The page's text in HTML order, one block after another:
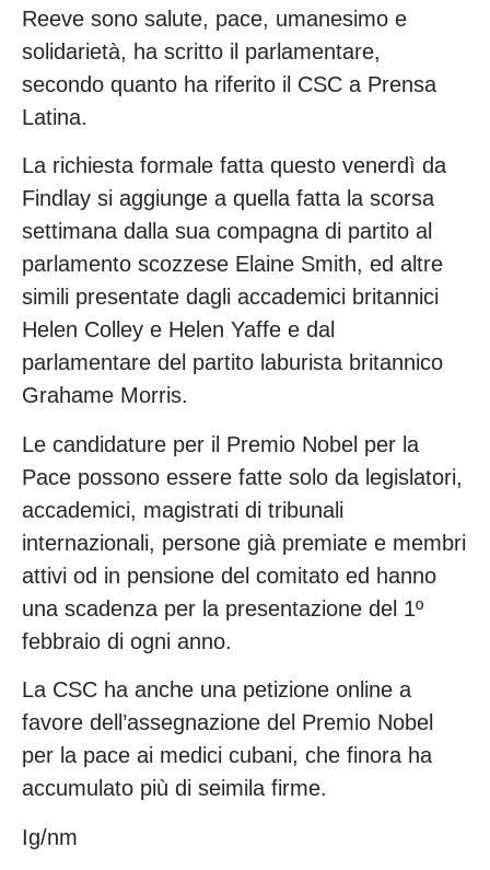
Reeve sono salute, pace, umanesimo e
solidarietà, ha scritto il parlamentare,
secondo quanto ha riferito il CSC a Prensa
Latina.
La richiesta formale fatta questo venerdì da
Findlay si aggiunge a quella fatta la scorsa
settimana dalla sua compagna di partito al
parlamento scozzese Elaine Smith, ed altre
simili presentate dagli accademici britannici
Helen Colley e Helen Yaffe e dal
parlamentare del partito laburista britannico
Grahame Morris.
Le candidature per il Premio Nobel per la
Pace possono essere fatte solo da legislatori,
accademici, magistrati di tribunali
internazionali, persone già premiate e membri
attivi od in pensione del comitato ed hanno
una scadenza per la presentazione del 1º
febbraio di ogni anno.
La CSC ha anche una petizione online a
favore dell’assegnazione del Premio Nobel
per la pace ai medici cubani, che finora ha
accumulato più di seimila firme.
Ig/nm